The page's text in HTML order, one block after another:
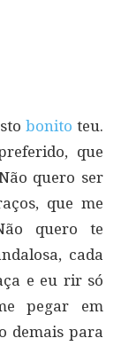
bonito teu.
que
quero ser
que me
quero te
cada
e eu rir só
pegar em
demais para